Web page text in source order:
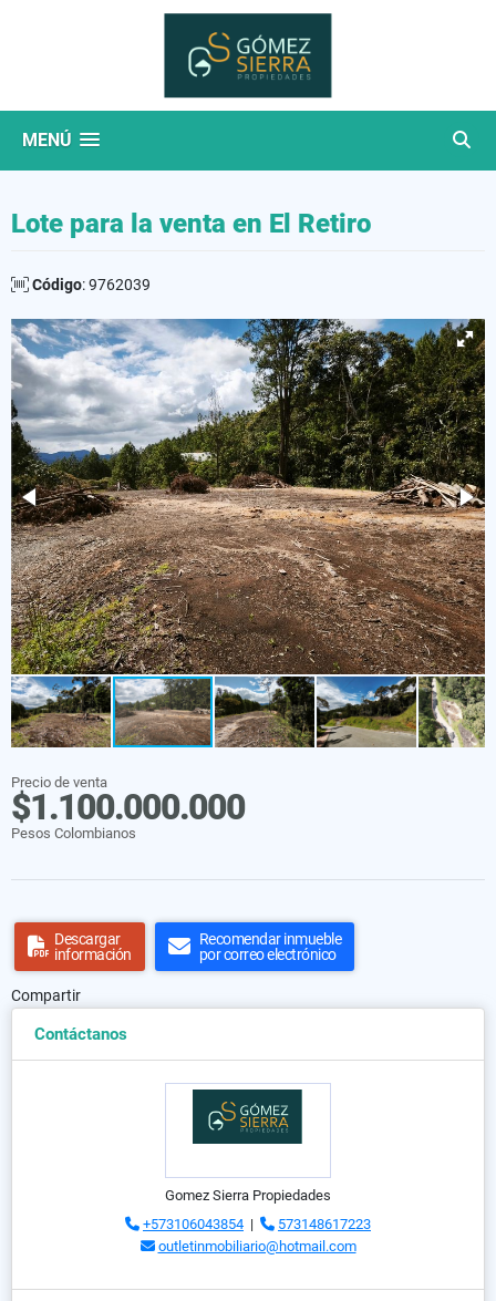
MENÚ
Lote para la venta en El Retiro
Código: 9762039
Precio de venta
$1.100.000.000
Pesos Colombianos
Descargar
información
Recomendar inmueble
por correo electrónico
Compartir
Contáctanos
Gomez Sierra Propiedades
+573106043854 |
573148617223
outletinmobiliario@hotmail.com